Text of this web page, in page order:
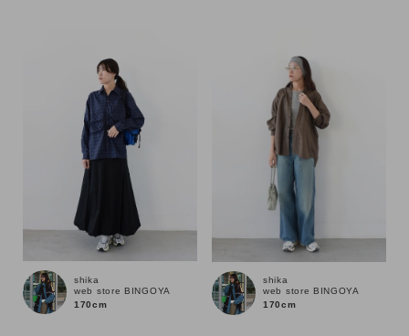
shika
web store BINGOYA
170cm
shika
web store BINGOYA
170cm